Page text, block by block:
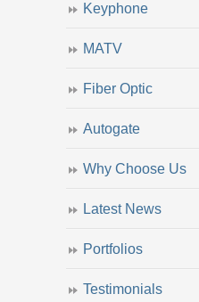
Keyphone
MATV
Fiber Optic
Autogate
Why Choose Us
Latest News
Portfolios
Testimonials